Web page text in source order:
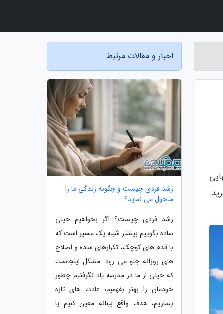
اخبار و مقالات مرتبط
رشد فردی چیست و چگونه زندگی ما را
متحول می نماید؟
رشد فردی چیست؟ اگر بخواهیم خیلی
ساده بگوییم بیشتر شبیه یک مسیر است که
با قدم های کوچک، تکرارهای ساده و اصلاح
های روزانه جلو می رود. مشکل اینجاست
که خیلی از ما در مدرسه یاد نگرفتیم چطور
خودمان را بهتر بفهمیم، عادت های تازه
بسازیم، هدف واقع بینانه معین کنیم یا